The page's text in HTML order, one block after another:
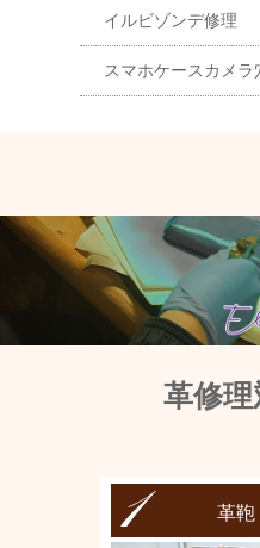
イルビゾンデ修理
スマホケースカメラ
革修
革鞄